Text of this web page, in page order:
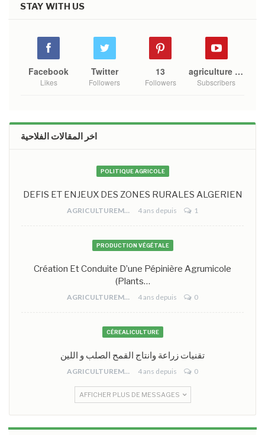
STAY WITH US
Facebook
Likes
Twitter
Followers
13
Followers
agriculture mono
Subscribers
اخر المقالات الفلاحية
POLITIQUE AGRICOLE
DEFIS ET ENJEUX DES ZONES RURALES ALGERIEN
AGRICULTUREMONO 4 ans depuis 1
PRODUCTION VÉGÉTALE
Création Et Conduite D’une Pépinière Agrumicole
(plants…
AGRICULTUREMONO 4 ans depuis 0
CÉREALICULTURE
تقنيات زراعة وانتاج القمح الصلب و اللين
AGRICULTUREMONO 4 ans depuis 0
AFFICHER PLUS DE MESSAGES